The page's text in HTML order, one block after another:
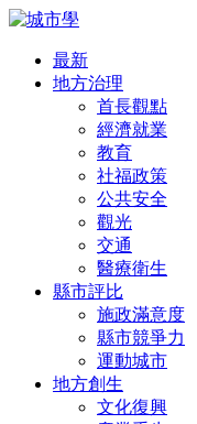
最新
地方治理
首長觀點
經濟就業
教育
社福政策
公共安全
觀光
交通
醫療衛生
縣市評比
施政滿意度
縣市競爭力
運動城市
地方創生
文化復興